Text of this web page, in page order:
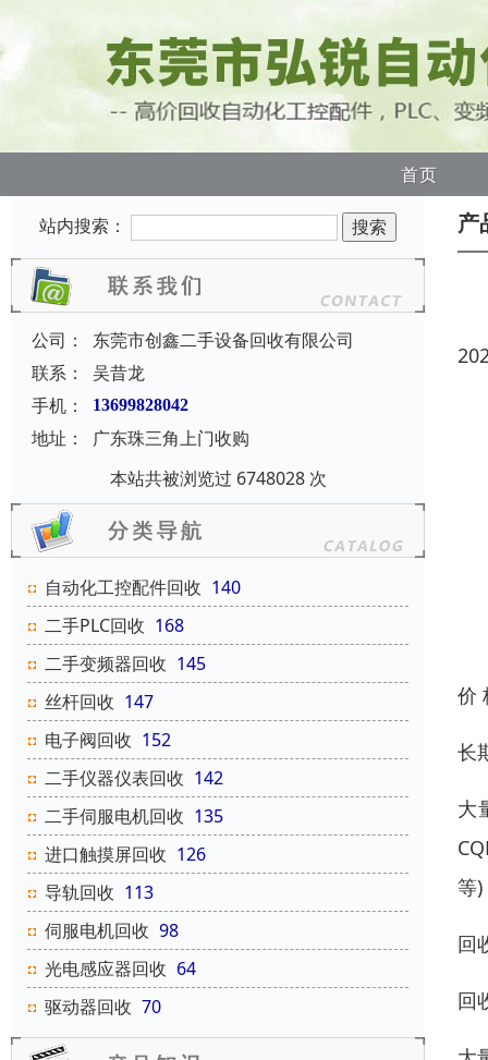
首页
站内搜索：
公司：
东莞市创鑫二手设备回收有限公司
联系：
吴昔龙
手机：
13699828042
地址：
广东珠三角上门收购
本站共被浏览过 6748028 次
自动化工控配件回收 140
二手PLC回收 168
二手变频器回收 145
丝杆回收 147
电子阀回收 152
二手仪器仪表回收 142
二手伺服电机回收 135
进口触摸屏回收 126
导轨回收 113
伺服电机回收 98
光电感应器回收 64
驱动器回收 70
产
价
长
大
等)
回
回